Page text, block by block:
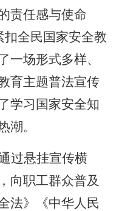
责任感与使命
扣全民国家安全教
一场形式多样、
育主题普法宣传
学习国家安全知
潮。
过悬挂宣传横
向职工群众普及
法》《中华人民